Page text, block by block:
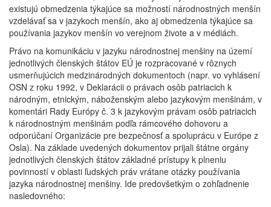
existujú obmedzenia týkajúce sa možností národnostných menšín
vzdelávať sa v jazykoch menšín, ako aj obmedzenia týkajúce sa
používania jazykov menšín vo verejnom živote a v médiách.
Právo na komunikáciu v jazyku národnostnej menšiny na území
jednotlivých členských štátov EÚ je rozpracované v rôznych
usmerňujúcich medzinárodných dokumentoch (napr. vo vyhlásení
OSN z roku 1992, v Deklarácii o právach osôb patriacich k
národným, etnickým, náboženským alebo jazykovým menšinám, v
komentári Rady Európy č. 3 k jazykovým právam osôb patriacich
k národnostným menšinám podľa rámcového dohovoru a
odporúčaní Organizácie pre bezpečnosť a spoluprácu v Európe z
Osla). Na základe uvedených dokumentov prijali štátne orgány
jednotlivých členských štátov základné prístupy k plneniu
povinností v oblasti ľudských práv vrátane otázky používania
jazyka národnostnej menšiny. Ide predovšetkým o zohľadnenie
nasledovného: